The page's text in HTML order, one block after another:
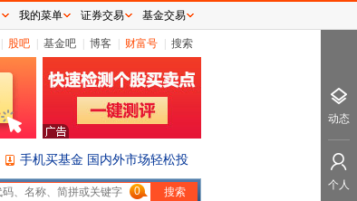
股吧 基金吧 博客 财富号 搜索
手机买基金 国内外市场轻松投
0
我的菜单 证券交易 基金交易
动态
个人